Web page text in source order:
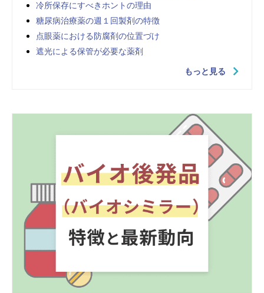
冷所保存にすべきホントの理由
糖尿病治療薬の週１回製剤の特徴
点眼薬における防腐剤の位置づけ
遮光による保管が必要な薬剤
もっと見る